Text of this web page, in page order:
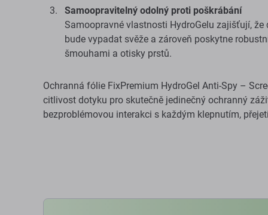
Samoopravitelný odolný proti poškrábání
Samoopravné vlastnosti HydroGelu zajišťují,
bude vypadat svěže a zároveň poskytne
šmouhami a otisky prstů.
Ochranná fólie FixPremium HydroGel Anti-Spy –
citlivost dotyku pro skutečně jedinečný ochranný
bezproblémovou interakci s každým klepnutím,